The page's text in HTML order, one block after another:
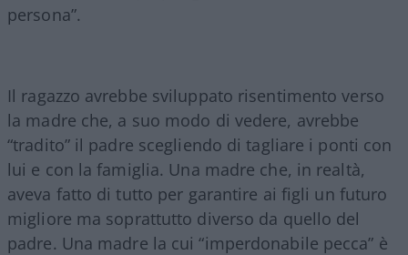
persona”.
Il ragazzo avrebbe sviluppato risentimento verso
la madre che, a suo modo di vedere, avrebbe
“tradito” il padre scegliendo di tagliare i ponti con
lui e con la famiglia. Una madre che, in realtà,
aveva fatto di tutto per garantire ai figli un futuro
migliore ma soprattutto diverso da quello del
padre. Una madre la cui “imperdonabile pecca” è